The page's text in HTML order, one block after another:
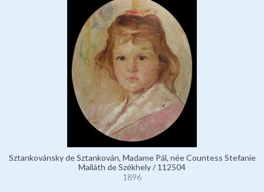
Sztankovánsky de Sztankován, Madame Pál, née Countess Stefanie
Mailáth de Székhely / 112504
1896